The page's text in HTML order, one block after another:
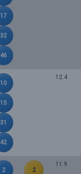
17
32
46
10
15
31
42
12.4
2
2
11.9